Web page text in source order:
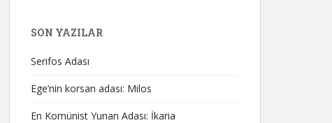
SON YAZILAR
Serifos Adası
Ege’nin korsan adası: Milos
En Komünist Yunan Adası: İkaria